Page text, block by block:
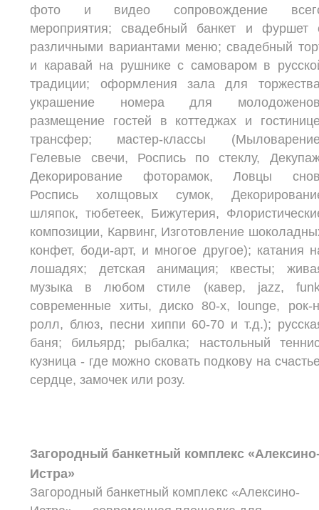
фото и видео сопровождение
мероприятия; свадебный банкет и фуршет
различными вариантами меню; свадебный
и каравай на рушнике с самоваром в
традиции; оформления зала для
украшение номера для
размещение гостей в коттеджах и
трансфер; мастер-классы
Гелевые свечи, Роспись по стеклу,
Декорирование фоторамок, Ловцы
Роспись холщовых сумок,
шляпок, тюбетеек, Бижутерия,
композиции, Карвинг, Изготовление
конфет, боди-арт, и многое другое); катания
лошадях; детская анимация; квесты;
музыка в любом стиле (кавер, jazz,
современные хиты, диско 80-х, lounge, рок-
ролл, блюз, песни хиппи 60-70 и т.д.);
баня; бильярд; рыбалка; настольный
кузница - где можно сковать подкову на
сердце, замочек или розу.
Загородный банкетный комплекс
Истра»
Загородный банкетный комплекс «Алексино-